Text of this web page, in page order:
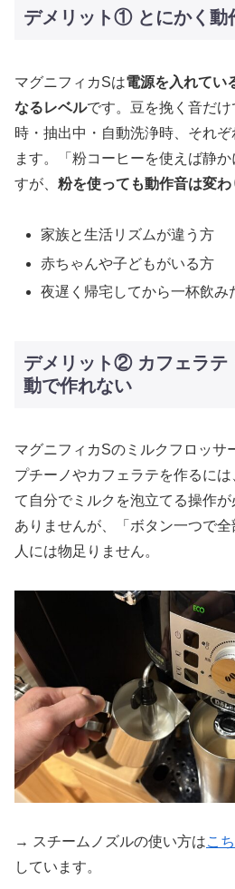
デメリット① とにかく動
マグニフィカSは電源を入れてい
なるレベルです。豆を挽く音だ
時・抽出中・自動洗浄時、それ
ます。「粉コーヒーを使えば静
すが、 粉を使っても動作音は変わ
家族と生活リズムが違う方
赤ちゃんや子どもがいる方
夜遅く帰宅してから一杯飲み
デメリット② カフェラテ
動で作れない
マグニフィカSのミルクフロッサ
プチーノやカフェラテを作るに
て自分でミルクを泡立てる操作
ありませんが、「ボタン一つで
人には物足りません。
→ スチームノズルの使い方はこ
しています。